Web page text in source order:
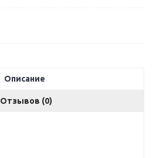
Описание
Отзывов (0)